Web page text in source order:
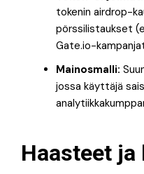
tokenin airdrop-
pörssilistaukset
Gate.io-
Mainosmalli:
jossa käyttäjä
Haasteet